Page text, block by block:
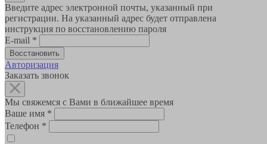
Введите адрес электронной почты, указанный при
регистрации. На указанный адрес будет отправлена
инструкция по восстановлению пароля
E-mail *
Авторизация
Заказать звонок
Мы свяжемся с Вами в ближайшее время
Ваше имя *
Телефон *